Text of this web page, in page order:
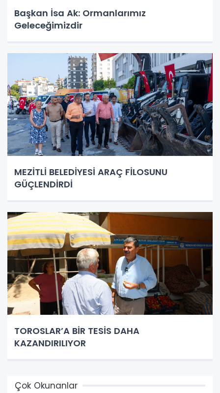
Başkan İsa Ak: Ormanlarımız
Geleceğimizdir
MEZİTLİ BELEDİYESİ ARAÇ FİLOSUNU
GÜÇLENDİRDİ
TOROSLAR’A BİR TESİS DAHA
KAZANDIRILIYOR
Çok Okunanlar